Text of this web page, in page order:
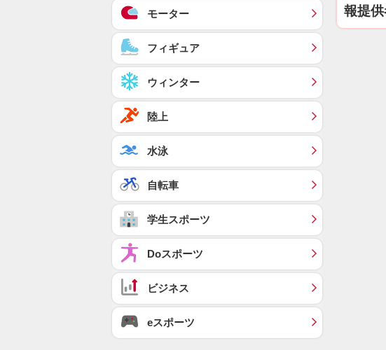
報提供
モーター
フィギュア
ウィンター
陸上
水泳
自転車
学生スポーツ
Doスポーツ
ビジネス
eスポーツ